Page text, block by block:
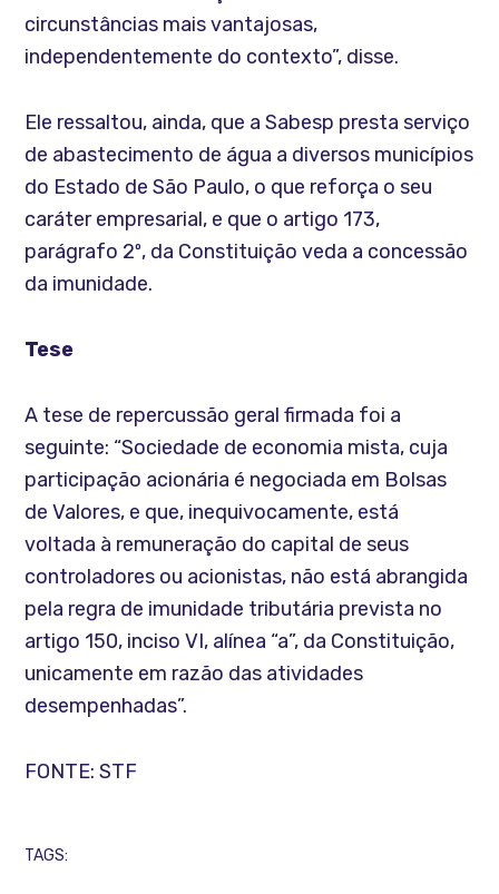
circunstâncias mais vantajosas,
independentemente do contexto”, disse.
Ele ressaltou, ainda, que a Sabesp presta serviço
de abastecimento de água a diversos municípios
do Estado de São Paulo, o que reforça o seu
caráter empresarial, e que o artigo 173,
parágrafo 2º, da Constituição veda a concessão
da imunidade.
Tese
A tese de repercussão geral firmada foi a
seguinte: “Sociedade de economia mista, cuja
participação acionária é negociada em Bolsas
de Valores, e que, inequivocamente, está
voltada à remuneração do capital de seus
controladores ou acionistas, não está abrangida
pela regra de imunidade tributária prevista no
artigo 150, inciso VI, alínea “a”, da Constituição,
unicamente em razão das atividades
desempenhadas”.
FONTE: STF
TAGS: